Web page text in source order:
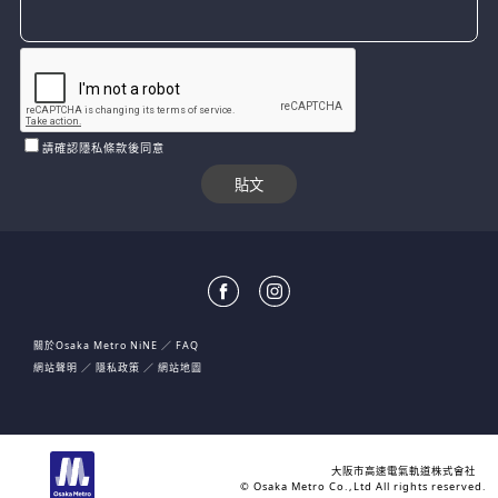
請確認隱私條款後同意
關於Osaka Metro NiNE
FAQ
網站聲明
隱私政策 網站地圖
大阪市高速電氣軌道株式會社
© Osaka Metro Co.,Ltd All rights reserved.